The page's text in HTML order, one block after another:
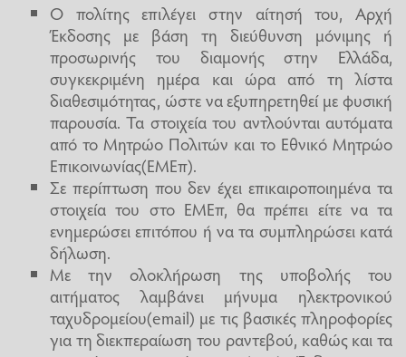
Ο πολίτης επιλέγει στην αίτησή του, Αρχή
Έκδοσης με βάση τη διεύθυνση μόνιμης ή
προσωρινής του διαμονής στην Ελλάδα,
συγκεκριμένη ημέρα και ώρα από τη λίστα
διαθεσιμότητας, ώστε να εξυπηρετηθεί με φυσική
παρουσία. Τα στοιχεία του αντλούνται αυτόματα
από το Μητρώο Πολιτών και το Εθνικό Μητρώο
Επικοινωνίας(ΕΜΕπ).
Σε περίπτωση που δεν έχει επικαιροποιημένα τα
στοιχεία του στο ΕΜΕπ, θα πρέπει είτε να τα
ενημερώσει επιτόπου ή να τα συμπληρώσει κατά
δήλωση.
Με την ολοκλήρωση της υποβολής του
αιτήματος λαμβάνει μήνυμα ηλεκτρονικού
ταχυδρομείου(email) με τις βασικές πληροφορίες
για τη διεκπεραίωση του ραντεβού, καθώς και τα